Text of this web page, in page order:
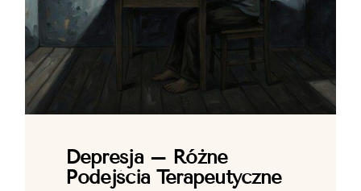
Depresja – Różne
Podejścia Terapeutyczne